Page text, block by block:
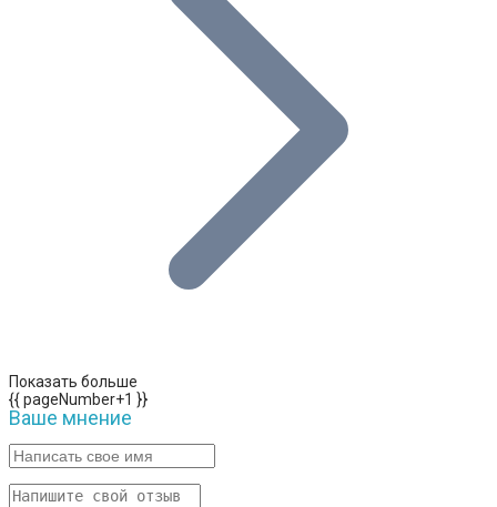
Показать больше
{{ pageNumber+1 }}
Ваше мнение